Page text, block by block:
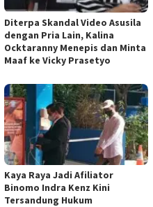
Diterpa Skandal Video Asusila
dengan Pria Lain, Kalina
Ocktaranny Menepis dan Minta
Maaf ke Vicky Prasetyo
Kaya Raya Jadi Afiliator
Binomo Indra Kenz Kini
Tersandung Hukum